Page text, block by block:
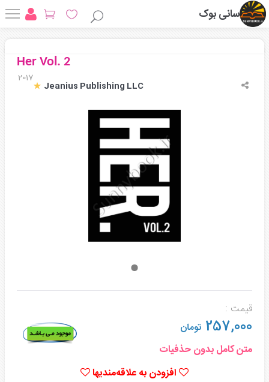
سانی بوک
Her Vol. 2
2017
Jeanius Publishing LLC
قیمت :
257,000 تومان
متن کامل بدون حذفیات
افزودن به علاقه‌مندیها